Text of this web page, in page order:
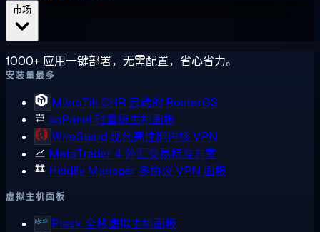
1000+ 应用一键部署，无需配置，省心省力。
安装量最多
MikroTik CHR 云端的 RouterOS
aaPanel轻量级主机面板
WireGuard 现代高性能内核 VPN
MetaTrader 4 外汇交易标准方案
Hiddify Manager 多协议 VPN 面板
虚拟主机面板
Plesk 全栈虚拟主机面板